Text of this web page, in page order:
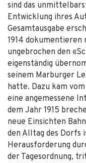
sind das
Entwicklung ihres
Gesamtausgabe
1914 dokumentieren
ungebrochen den
eigenständig
seinem Marburger
hatte. Dazu kam
eine angemessene
dem Jahr 1915
neue Einsichten
den Alltag des Dorfs
Herausforderung
der Tagesordnung,